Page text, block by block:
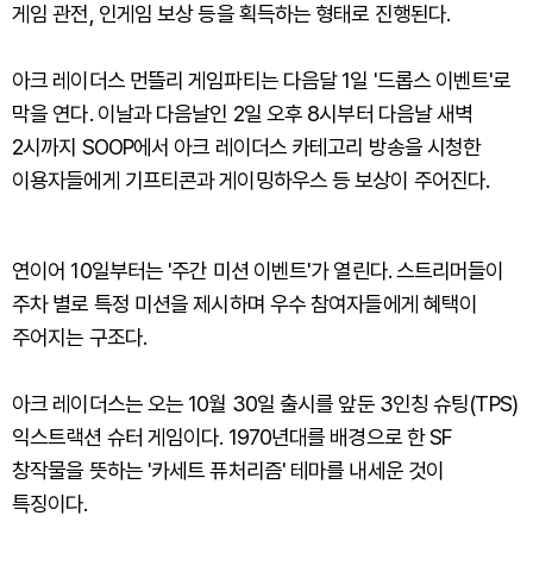
게임 관전, 인게임 보상 등을 획득하는 형태로 진행된다.
아크 레이더스 먼뜰리 게임파티는 다음달 1일 '드롭스 이벤트'로
막을 연다. 이날과 다음날인 2일 오후 8시부터 다음날 새벽
2시까지 SOOP에서 아크 레이더스 카테고리 방송을 시청한
이용자들에게 기프티콘과 게이밍하우스 등 보상이 주어진다.
연이어 10일부터는 '주간 미션 이벤트'가 열린다. 스트리머들이
주차 별로 특정 미션을 제시하며 우수 참여자들에게 혜택이
주어지는 구조다.
아크 레이더스는 오는 10월 30일 출시를 앞둔 3인칭 슈팅(TPS)
익스트랙션 슈터 게임이다. 1970년대를 배경으로 한 SF
창작물을 뜻하는 '카세트 퓨처리즘' 테마를 내세운 것이
특징이다.